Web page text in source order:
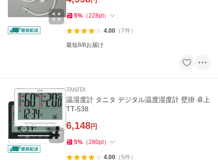
5% （228pt）
4.00（7件）
最短8/8お届け
TANITA
温湿度計 タニタ デジタル温度湿度計 壁掛 卓上
TT-538
6,148円
5% （280pt）
4.00（5件）